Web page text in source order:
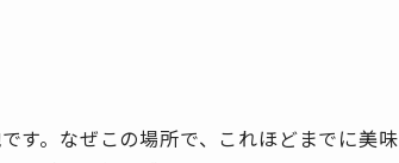
す。なぜこの場所で、これほどまでに美味